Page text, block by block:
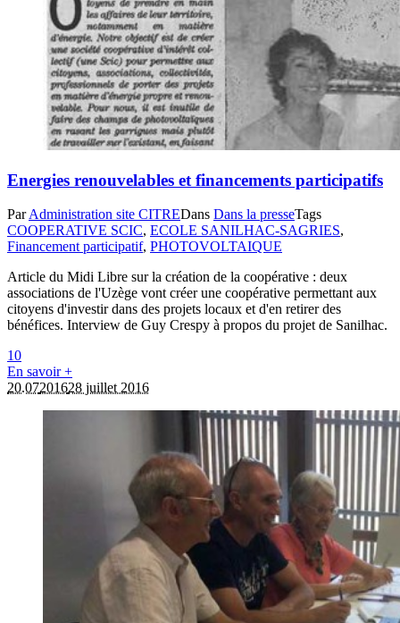
Energies renouvelables et financements participatifs
ParAdministration site CITREDans Dans la presseTags
COOPERATIVE SCIC, ECOLE SANILHAC-SAGRIES,
Financement participatif, PHOTOVOLTAIQUE
Article du Midi Libre sur la création de la coopérative : deux
associations de l'Uzège vont créer une coopérative permettant aux
citoyens d'investir dans des projets locaux et d'en retirer des
bénéfices. Interview de Guy Crespy à propos du projet de Sanilhac.
10
En savoir +
20.07201628 juillet 2016